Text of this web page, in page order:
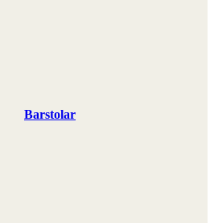
Barstolar